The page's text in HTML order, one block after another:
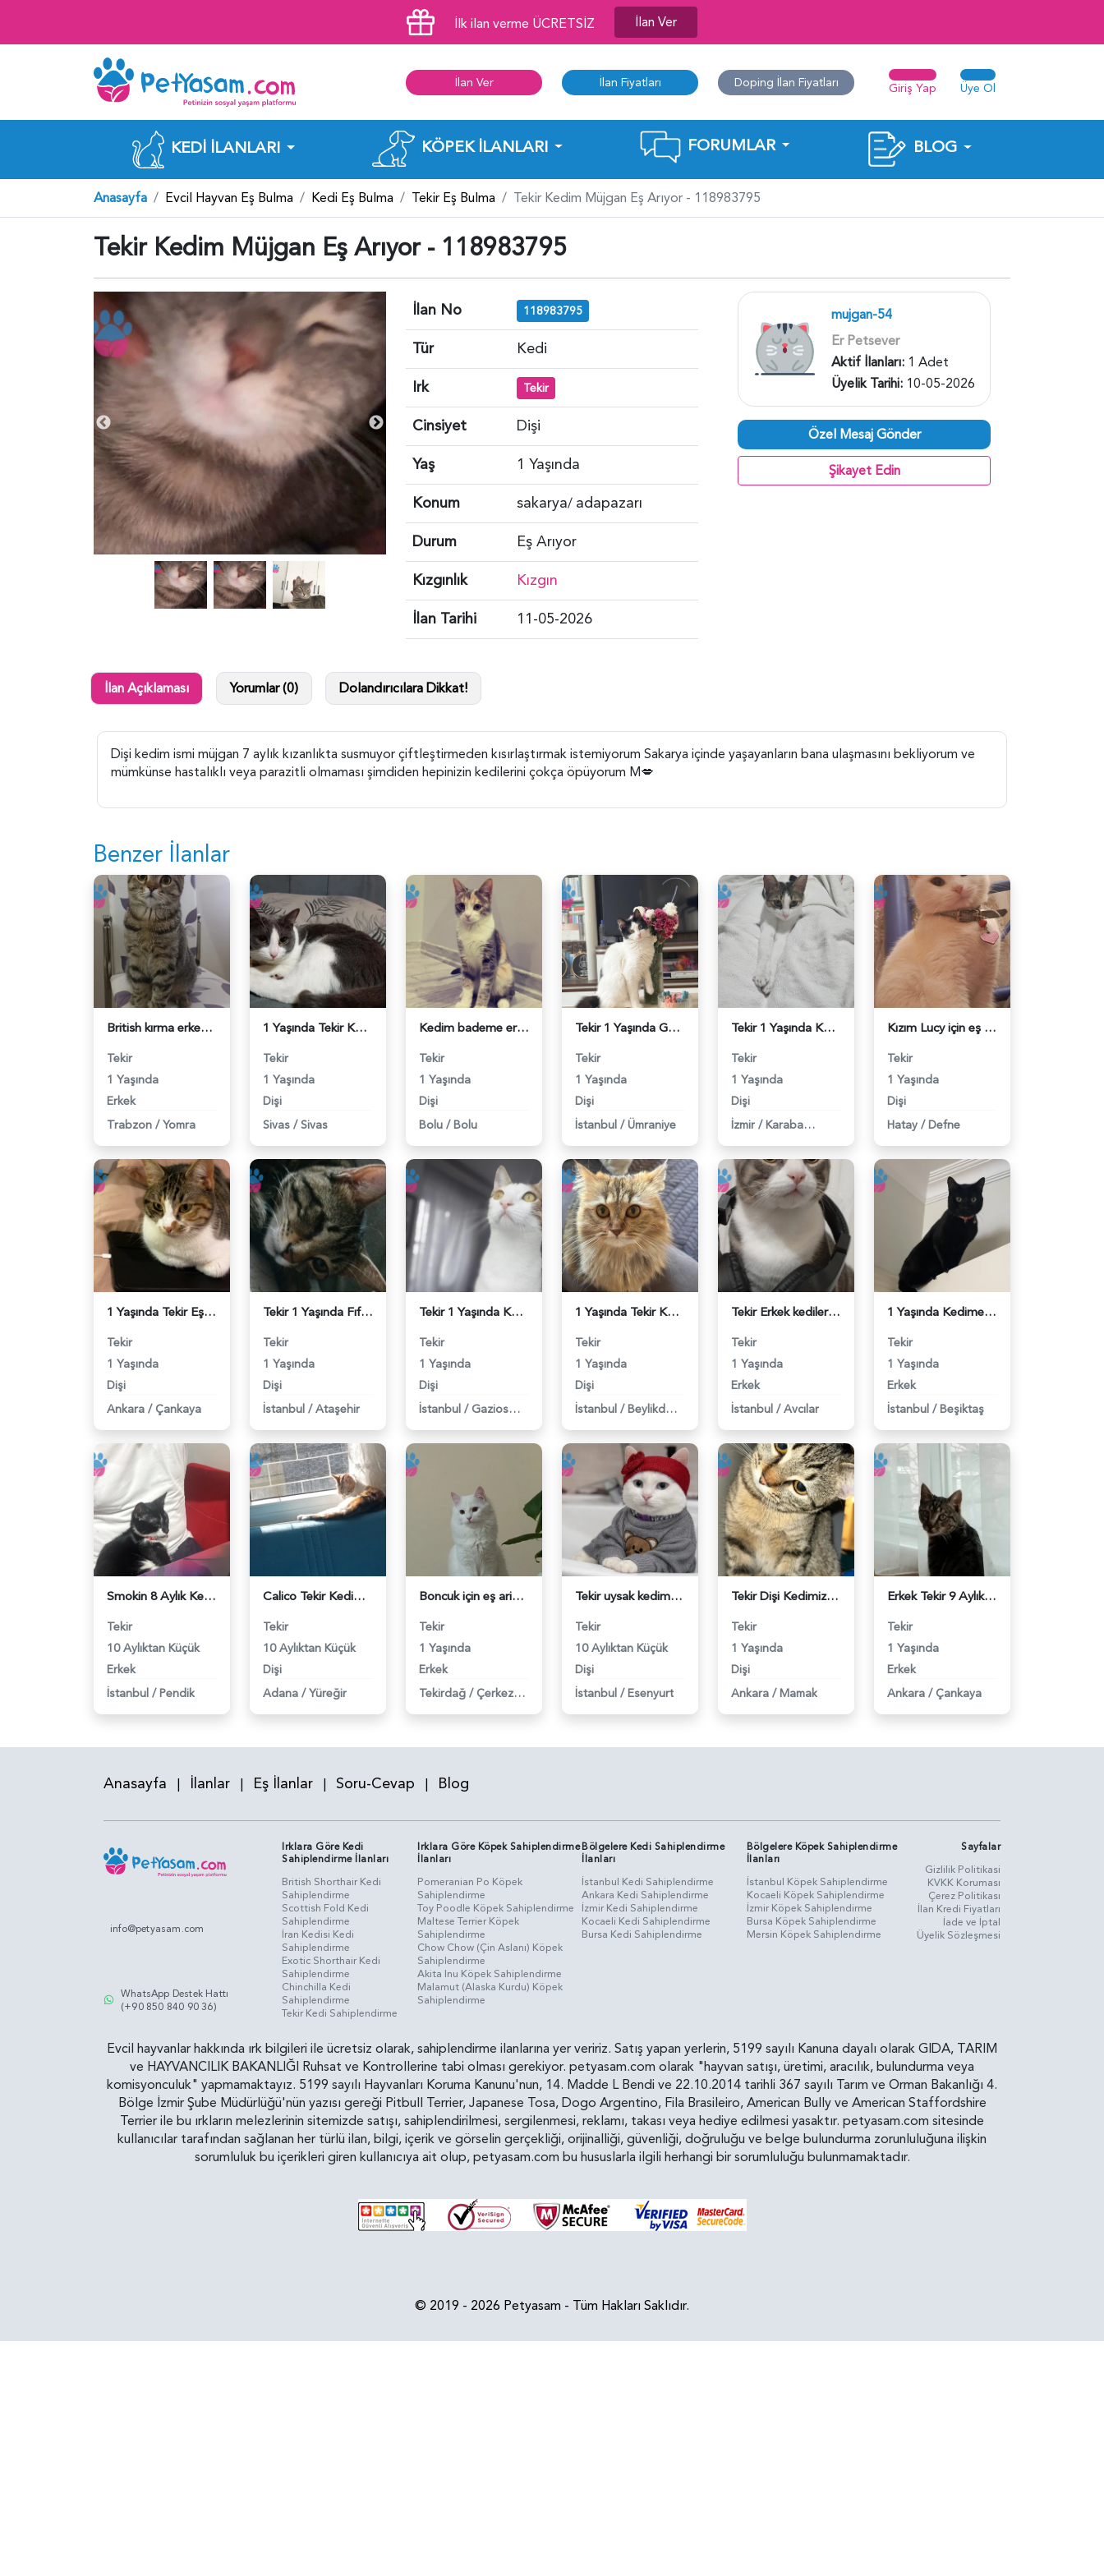
İlk ilan verme ÜCRETSİZ İlan Ver
İlan Ver İlan Fiyatları Doping İlan Fiyatları Giriş Yap Üye Ol
KEDI İLANLARI KÖPEK İLANLARI FORUMLAR BLOG
Anasayfa Evcil Hayvan Eş Bulma Kedi Eş Bulma Tekir Eş Bulma Tekir Kedim Müjgan Eş Arıyor - 118983795
Tekir Kedim Müjgan Eş Arıyor - 118983795
İlan No 118983795
Tür
Kedi
Irk
Tekir
Cinsiyet
Dişi
Yaş
1 Yaşında
Konum
sakarya/ adapazarı
Durum
Eş Arıyor
Kızgınlık
Kızgın
İlan Tarihi
11-05-2026
mujgan-54
Er Petsever
Aktif İlanları: 1 Adet
Üyelik Tarihi: 10-05-2026
Özel Mesaj Gönder
Şikayet Edin
İlan Açıklaması Yorumlar (0) Dolandırıcılara Dikkat!
Dişi kedim ismi müjgan 7 aylık kızanlıkta susmuyor çiftleştirmeden kısırlaştırmak istemiyorum Sakarya içinde yaşayanların bana ulaşmasını bekliyorum ve
mümkünse hastalıklı veya parazitli olmaması şimdiden hepinizin kedilerini çokça öpüyorum M💋
Benzer İlanlar
British kırma erkek 1 Yaşında - 118984399
Tekir
1 Yaşında
Erkek
Trabzon / Yomra
1 Yaşında Tekir Kedim Eş Arıyor - 118984368
Tekir
1 Yaşında
Dişi
Sivas / Sivas
Kedim bademe erkek kedi arıyorum - 118984362
Tekir
1 Yaşında
Dişi
Bolu / Bolu
Tekir 1 Yaşında Güzel Gözlü Kızım Eş Arıyor - 118984340
Tekir
1 Yaşında
Dişi
İstanbul / Ümraniye
Tekir 1 Yaşında Kedim Eş Arıyor - 118984103
Tekir
1 Yaşında
Dişi
İzmir / Karabağlar
Kızım Lucy için eş arıyorum - 118984070
Tekir
1 Yaşında
Dişi
Hatay / Defne
1 Yaşında Tekir Eş Arıyor - 118983952
Tekir
1 Yaşında
Dişi
Ankara / Çankaya
Tekir 1 Yaşında Fıftığımız için partner arıyorum - 118983916
Tekir
1 Yaşında
Dişi
İstanbul / Ataşehir
Tekir 1 Yaşında Kedime Eş Arıyorum - 118983862
Tekir
1 Yaşında
Dişi
İstanbul / Gaziosmanpaşa
1 Yaşında Tekir Kedime Eş Arıyorum - 118983847
Tekir
1 Yaşında
Dişi
İstanbul / Beylikdüzü
Tekir Erkek kedilerime eş arıyorum - 118983760
Tekir
1 Yaşında
Erkek
İstanbul / Avcılar
1 Yaşında Kedime Eş Arıyorum - 118983727
Tekir
1 Yaşında
Erkek
İstanbul / Beşiktaş
Smokin 8 Aylık Kedime Eş Arıyorum - 118983698
Tekir
10 Aylıktan Küçük
Erkek
İstanbul / Pendik
Calico Tekir Kedime Eş Arıyorum - 118983630
Tekir
10 Aylıktan Küçük
Dişi
Adana / Yüreğir
Boncuk için eş ariyoruz - 118983552
Tekir
1 Yaşında
Erkek
Tekirdağ / Çerkezköy
Tekir uysak kedime Eş Arıyorum - 118983554
Tekir
10 Aylıktan Küçük
Dişi
İstanbul / Esenyurt
Tekir Dişi Kedimize Scottish Bir Eş Ariyoruz - 118983453
Tekir
1 Yaşında
Dişi
Ankara / Mamak
Erkek Tekir 9 Aylık Eş Arıyor - 118983455
Tekir
1 Yaşında
Erkek
Ankara / Çankaya
Anasayfa | İlanlar | Eş İlanlar | Soru-Cevap | Blog
info@petyasam.com
WhatsApp Destek Hattı
(+90 850 840 90 36)
Irklara Göre Kedi
Sahiplendirme İlanları
British Shorthair Kedi
Sahiplendirme
Scottish Fold Kedi
Sahiplendirme
İran Kedisi Kedi
Sahiplendirme
Exotic Shorthair Kedi
Sahiplendirme
Chinchilla Kedi
Sahiplendirme
Tekir Kedi Sahiplendirme
Irklara Göre Köpek Sahiplendirme
İlanları
Pomeranian Po Köpek
Sahiplendirme
Toy Poodle Köpek Sahiplendirme
Maltese Terrier Köpek
Sahiplendirme
Chow Chow (Çin Aslanı) Köpek
Sahiplendirme
Akita Inu Köpek Sahiplendirme
Malamut (Alaska Kurdu) Köpek
Sahiplendirme
Bölgelere Kedi Sahiplendirme
İlanları
İstanbul Kedi Sahiplendirme
Ankara Kedi Sahiplendirme
İzmir Kedi Sahiplendirme
Kocaeli Kedi Sahiplendirme
Bursa Kedi Sahiplendirme
Bölgelere Köpek Sahiplendirme
İlanları
İstanbul Köpek Sahiplendirme
Kocaeli Köpek Sahiplendirme
İzmir Köpek Sahiplendirme
Bursa Köpek Sahiplendirme
Mersin Köpek Sahiplendirme
Sayfalar
Gizlilik Politikasi
KVKK Koruması
Çerez Politikası
İlan Kredi Fiyatları
İade ve İptal
Üyelik Sözleşmesi
Evcil hayvanlar hakkında ırk bilgileri ile ücretsiz olarak, sahiplendirme ilanlarına yer veririz. Satış yapan yerlerin, 5199 sayılı Kanuna dayalı olarak GIDA, TARIM
ve HAYVANCILIK BAKANLIĞI Ruhsat ve Kontrollerine tabi olması gerekiyor. petyasam.com olarak "hayvan satışı, üretimi, aracılık, bulundurma veya
komisyonculuk" yapmamaktayız. 5199 sayılı Hayvanları Koruma Kanunu'nun, 14. Madde L Bendi ve 22.10.2014 tarihli 367 sayılı Tarım ve Orman Bakanlığı 4.
Bölge İzmir Şube Müdürlüğü'nün yazısı gereği Pitbull Terrier, Japanese Tosa, Dogo Argentino, Fila Brasileiro, American Bully ve American Staffordshire
Terrier ile bu ırkların melezlerinin sitemizde satışı, sahiplendirilmesi, sergilenmesi, reklamı, takası veya hediye edilmesi yasaktır. petyasam.com sitesinde
kullanıcılar tarafından sağlanan her türlü ilan, bilgi, içerik ve görselin gerçekliği, orijinalliği, güvenliği, doğruluğu ve belge bulundurma zorunluluğuna ilişkin
sorumluluk bu içerikleri giren kullanıcıya ait olup, petyasam.com bu hususlarla ilgili herhangi bir sorumluluğu bulunmamaktadır.
© 2019 - 2026 Petyasam - Tüm Hakları Saklıdır.